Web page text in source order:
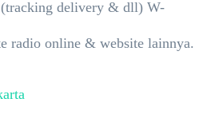
(tracking delivery & dll) W-
radio online & website lainnya.